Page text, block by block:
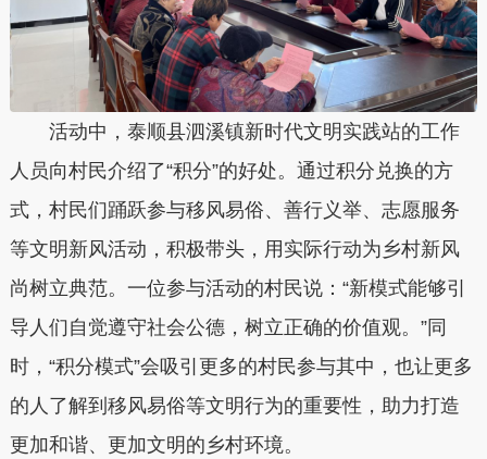
活动中，泰顺县泗溪镇新时代文明实践站的工作
人员向村民介绍了“积分”的好处。 通过积分兑换的方
式，村民们踊跃参与移风易俗、善行义举、志愿服务
等文明新风活动，积极带头，用实际行动为乡村新风
尚树立典范。 一位参与活动的村民说： “新模式能够引
导 人们自觉遵守社会公德，树立正确的价值观。 ”同
时， “积分模式”会吸引更多的村民参与其中 ，也让更多
的人了解到移风易俗等文明行为的重要性， 助力打造
更加和谐、更加文明 的乡村环境。